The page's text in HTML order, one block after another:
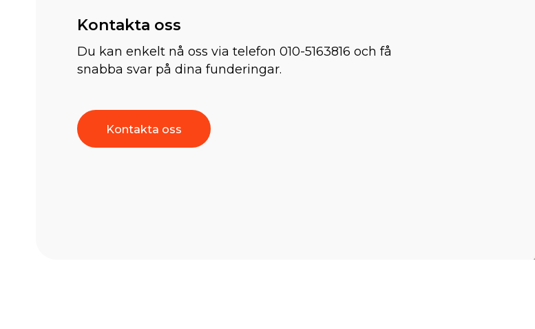
Kontakta oss
Du kan enkelt nå oss via telefon 010-5163816 och få
snabba svar på dina funderingar.
Kontakta oss